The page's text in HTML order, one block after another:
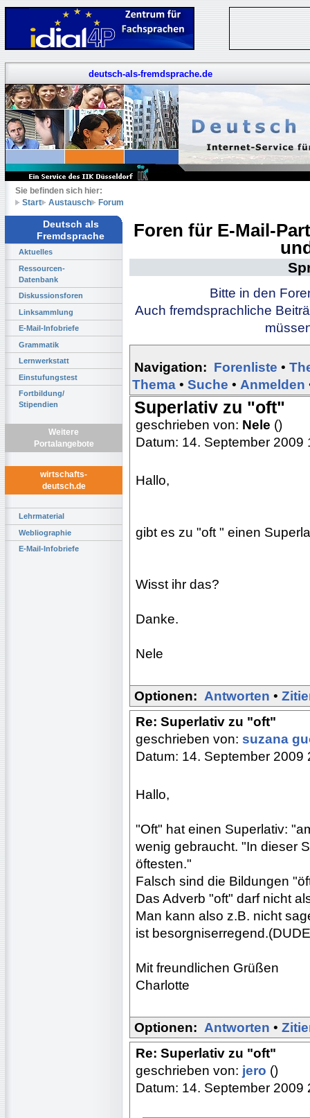
deutsch-als-fremdsprache.de
Sie befinden sich hier:
Start
Austausch Forum
Deutsch als
Fremdsprache
Aktuelles
Ressourcen-
Datenbank
Diskussionsforen
Linksammlung
E-Mail-Infobriefe
Grammatik
Lernwerkstatt
Einstufungstest
Fortbildung/
Stipendien
Weitere
Portalangebote
wirtschafts-
deutsch.de
Lehrmaterial
Webliographie
E-Mail-Infobriefe
Foren für E-Mail-
Bitte in den
Auch fremdsprachliche
Navigation: Forenliste •
Thema • Suche • Anmelden
Superlativ zu "oft"
geschrieben von: Nele ()
Datum: 14. September 2009
Hallo,
gibt es zu "oft " einen
Wisst ihr das?
Danke.
Nele
Optionen: Antworten •
Re: Superlativ zu "oft"
geschrieben von: suzana
Datum: 14. September 2009
Hallo,
"Oft" hat einen Superlativ:
wenig gebraucht. "In dieser
öftesten."
Falsch sind die Bildungen
Das Adverb "oft" darf nicht
Man kann also z.B. nicht
ist
Mit freundlichen Grüßen
Charlotte
Optionen: Antworten •
Re: Superlativ zu "oft"
geschrieben von: jero ()
Datum: 14. September 2009